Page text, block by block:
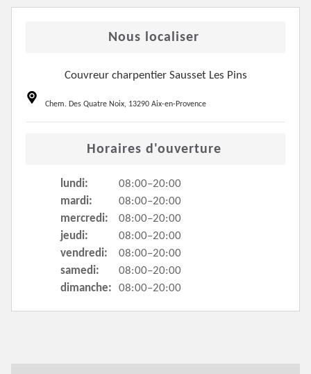
Nous localiser
Couvreur charpentier Sausset Les Pins
Chem. Des Quatre Noix, 13290 Aix-en-Provence
Horaires d'ouverture
lundi:
08:00–20:00
mardi:
08:00–20:00
mercredi:
08:00–20:00
jeudi:
08:00–20:00
vendredi:
08:00–20:00
samedi:
08:00–20:00
dimanche:
08:00–20:00